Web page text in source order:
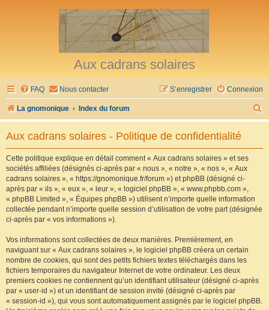
Aux cadrans solaires
FAQ Nous contacter Connexion
S’enregistrer
La gnomonique Index du forum
e
Aux cadrans solaires - Politique de confidentialité
Cette politique explique en détail comment « Aux cadrans solaires » et ses
sociétés affiliées (désignés ci-après par « nous », « notre », « nos », « Aux
cadrans solaires », « https://gnomonique.fr/forum ») et phpBB (désigné ci-
après par « ils », « eux », « leur », « logiciel phpBB », « www.phpbb.com »,
« phpBB Limited », « Équipes phpBB ») utilisent n’importe quelle information
collectée pendant n’importe quelle session d’utilisation de votre part (désignée
ci-après par « vos informations »).
Vos informations sont collectées de deux manières. Premièrement, en
naviguant sur « Aux cadrans solaires », le logiciel phpBB créera un certain
nombre de cookies, qui sont des petits fichiers textes téléchargés dans les
fichiers temporaires du navigateur Internet de votre ordinateur. Les deux
premiers cookies ne contiennent qu’un identifiant utilisateur (désigné ci-après
par « user-id ») et un identifiant de session invité (désigné ci-après par
« session-id »), qui vous sont automatiquement assignés par le logiciel phpBB.